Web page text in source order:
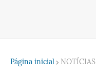
Página inicial NOTÍCIAS